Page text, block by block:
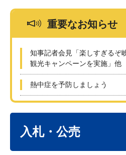
重要なお知らせ
知事記者会見「楽しすぎるぞ
観光キャンペーンを実施」他
熱中症を予防しましょう
入札・公売